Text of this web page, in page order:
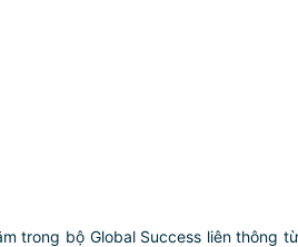
trong bộ Global Success liên thông